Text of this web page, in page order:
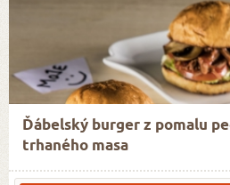
Ďábelský burger z pomalu
trhaného masa